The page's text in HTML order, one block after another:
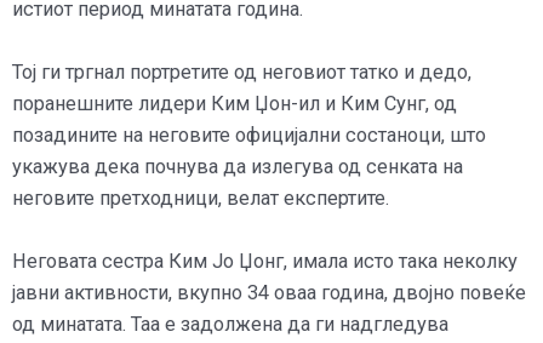
истиот период минатата година.
Тој ги тргнал портретите од неговиот татко и дедо,
поранешните лидери Ким Џон-ил и Ким Сунг, од
позадините на неговите официјални состаноци, што
укажува дека почнува да излегува од сенката на
неговите претходници, велат експертите.
Неговата сестра Ким Јо Џонг, имала исто така неколку
јавни активности, вкупно 34 оваа година, двојно повеќе
од минатата. Таа е задолжена да ги надгледува